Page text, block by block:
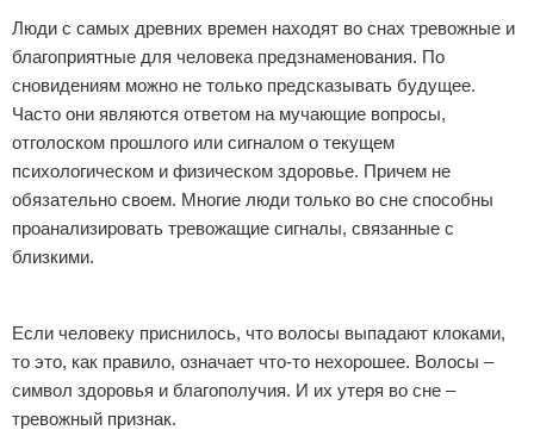
Уход за ногтями
Макияж
СПА процедуры
Парфюмерия
Прически
Уход за лицом
Хирургия
Отказ от ответственности
Люди с самых древних времен находят во снах тревожные и
благоприятные для человека предзнаменования. По
сновидениям можно не только предсказывать будущее.
Часто они являются ответом на мучающие вопросы,
отголоском прошлого или сигналом о текущем
психологическом и физическом здоровье. Причем не
обязательно своем. Многие люди только во сне способны
проанализировать тревожащие сигналы, связанные с
близкими.
Если человеку приснилось, что волосы выпадают клоками,
то это, как правило, означает что-то нехорошее. Волосы –
символ здоровья и благополучия. И их утеря во сне –
тревожный признак.